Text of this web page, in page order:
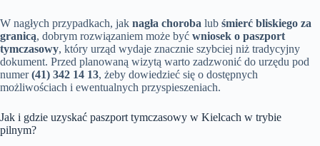
W nagłych przypadkach, jak nagła choroba lub śmierć bliskiego za
granicą, dobrym rozwiązaniem może być wniosek o paszport
tymczasowy, który urząd wydaje znacznie szybciej niż tradycyjny
dokument. Przed planowaną wizytą warto zadzwonić do urzędu pod
numer(41) 342 14 13, żeby dowiedzieć się o dostępnych
możliwościach i ewentualnych przyspieszeniach.
Jak i gdzie uzyskać paszport tymczasowy w Kielcach w trybie
pilnym?